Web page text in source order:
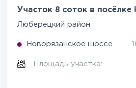
Участок 8 соток в
Люберецкий район
Новорязанское шоссе
Площадь участка: